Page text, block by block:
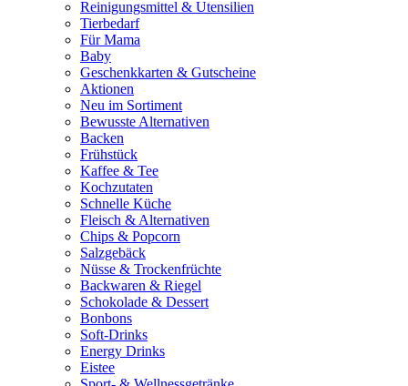
Reinigungsmittel & Utensilien
Tierbedarf
Für Mama
Baby
Geschenkkarten & Gutscheine
Aktionen
Neu im Sortiment
Bewusste Alternativen
Backen
Frühstück
Kaffee & Tee
Kochzutaten
Schnelle Küche
Fleisch & Alternativen
Chips & Popcorn
Salzgebäck
Nüsse & Trockenfrüchte
Backwaren & Riegel
Schokolade & Dessert
Bonbons
Soft-Drinks
Energy Drinks
Eistee